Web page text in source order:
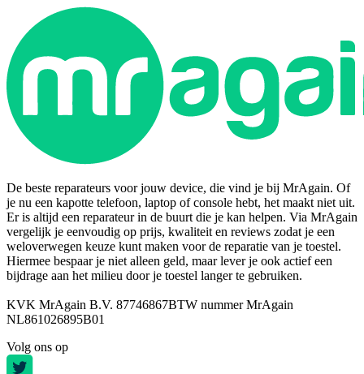
De beste reparateurs voor jouw device, die vind je bij MrAgain. Of
je nu een kapotte telefoon, laptop of console hebt, het maakt niet uit.
Er is altijd een reparateur in de buurt die je kan helpen. Via MrAgain
vergelijk je eenvoudig op prijs, kwaliteit en reviews zodat je een
weloverwegen keuze kunt maken voor de reparatie van je toestel.
Hiermee bespaar je niet alleen geld, maar lever je ook actief een
bijdrage aan het milieu door je toestel langer te gebruiken.
KVK MrAgain B.V. 87746867BTW nummer MrAgain
NL861026895B01
Volg ons op